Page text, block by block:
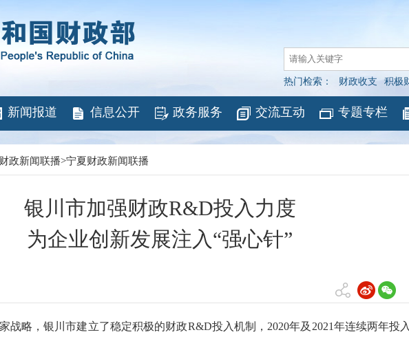
热门检索： 财政收支 积极
新闻报道 信息公开 政务服务 交流互动 专题专栏
政新闻联播>宁夏财政新闻联播
银川市加强财政R&D投入力度
为企业创新发展注入“强心针”
略，银川市建立了稳定积极的财政R&D投入机制，2020年及2021年连续两年投